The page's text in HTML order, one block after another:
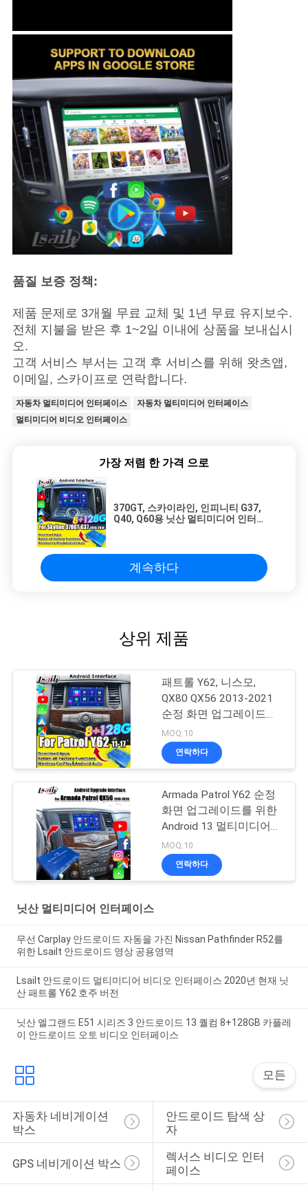
품질 보증 정책:
제품 문제로 3개월 무료 교체 및 1년 무료 유지보수.
전체 지불을 받은 후 1~2일 이내에 상품을 보내십시
오.
고객 서비스 부서는 고객 후 서비스를 위해 왓츠앱,
이메일, 스카이프로 연락합니다.
자동차 멀티미디어 인터페이스
자동차 멀티미디어 인터페이스
멀티미디어 비디오 인터페이스
가장 저렴 한 가격 으로
370GT, 스카이라인, 인피니티 G37,
Q40, Q60용 닛산 멀티미디어 인터페
계속하다
상위 제품
패트롤 Y62, 니스모,
QX80 QX56 2013-2021
순정 화면 업그레이드용
닛산 멀티미디어 인터페
이스 (무선 카플레이, 안
드로이드 오토, 유튜브 포
MOQ:10
연락하다
Armada Patrol Y62 순정
화면 업그레이드를 위한
Android 13 멀티미디어
모듈 (무선 CarPlay,
YouTube, Google 지도 포
함)
MOQ:10
연락하다
닛산 멀티미디어 인터페이스
무선 Carplay 안드로이드 자동을 가진 Nissan Pathfinder R52를
위한 Lsailt 안드로이드 영상 공용영역
Lsailt 안드로이드 멀티미디어 비디오 인터페이스 2020년 현재 닛
산 패트롤 Y62 호주 버전
닛산 엘그랜드 E51 시리즈 3 안드로이드 13 퀄컴 8+128GB 카플레
이 안드로이드 오토 비디오 인터페이스
모든
자동차 네비게이션
박스
안드로이드 탐색 상
자
GPS 네비게이션 박스
렉서스 비디오 인터
페이스